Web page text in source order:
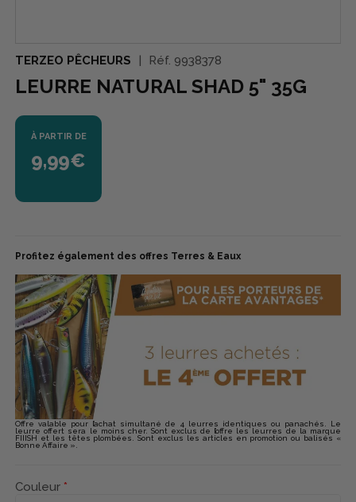
TERZEO PÊCHEURS Réf. 9938378
LEURRE NATURAL SHAD 5" 35G
À PARTIR DE
9,99€
Profitez également des offres Terres & Eaux
Offre valable pour l’achat simultané de 4 leurres identiques ou panachés. Le
leurre offert sera le moins cher. Sont exclus de l’offre les leurres de la marque
FIIISH et les têtes plombées. Sont exclus les articles en promotion ou balisés «
Bonne Affaire ».
Couleur